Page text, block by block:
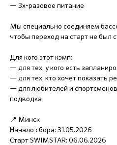
— 3х-разовое питание
Мы специально соединяем
чтобы переход на старт не был
Для кого этот кэмп:
— для тех, у кого есть
— для тех, кто хочет показать
— для любителей и
подводка
📍 Минск
Начало сбора: 31.05.2026
Старт SWIMSTAR: 06.06.2026